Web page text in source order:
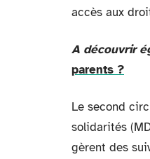
accès aux
A découvrir
parents ?
Le second
solidarités
gèrent des